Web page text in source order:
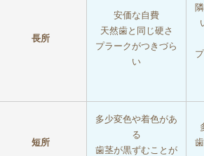
長所
安価な自費
天然歯と同じ硬さ
プラークがつきづら
い
短所
多少変色や着色があ
る
歯茎が黒ずむことが